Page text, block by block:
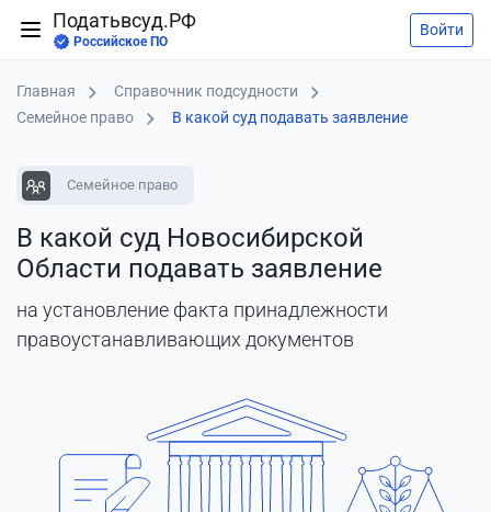
Податьвсуд.РФ
Российское ПО
Войти
Главная
Справочник подсудности
Семейное право
В какой суд подавать заявление
Семейное право
В какой суд Новосибирской
Области подавать заявление
на установление факта принадлежности
правоустанавливающих документов